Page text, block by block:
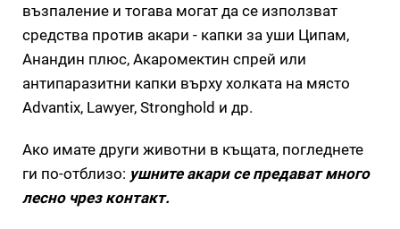
възпаление и тогава могат да се използват
средства против акари - капки за уши Ципам,
Анандин плюс, Акаромектин спрей или
антипаразитни капки върху холката на място
Advantix, Lawyer, Stronghold и др.
Ако имате други животни в къщата, погледнете
ги по-отблизо: ушните акари се предават много
лесно чрез контакт.